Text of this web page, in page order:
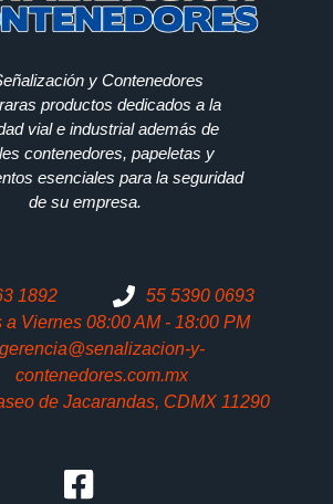
y Contenedores
productos dedicados a la
vial e industrial además de
contenedores, papeletas y
esenciales para la seguridad
de su empresa.
1892
55 5390 0693
a Viernes 08:00 AM - 18:00 PM
gerencia@senalizacion-y-
contenedores.com.mx
de Jacarandas, CDMX 11290